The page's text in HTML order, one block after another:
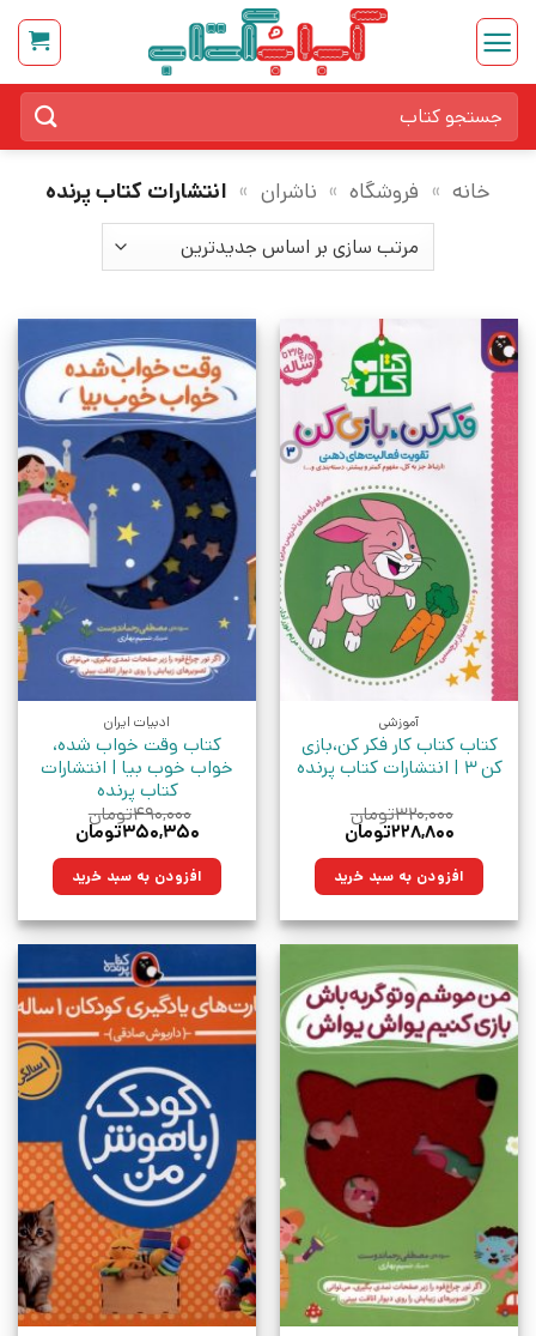
Skip
content
برای:
خانه » فروشگاه » ناشران » انتشارات کتاب پرنده
آموزشی
کتاب کتاب کار فکر کن،بازی
کن 3 | انتشارات کتاب پرنده
۳۲۰,۰۰۰تومان
قیمت
۳۲۰,۰۰۰تومان
بود.
۲۲۸,۸۰۰تومان
۲۲۸,۸۰۰تومان.افزودن به سبد خرید
ادبیات ایران
کتاب وقت‌ خواب‌ شده،
خواب خوب بیا | انتشارات
کتاب پرنده
۴۹۰,۰۰۰تومان
قیمت
۴۹۰,۰۰۰تومان
بود.
۳۵۰,۳۵۰تومان
۳۵۰,۳۵۰تومان. افزودن به سبد خرید